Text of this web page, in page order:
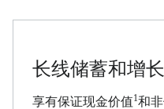
长线储蓄和增
享有保证现金价值1和